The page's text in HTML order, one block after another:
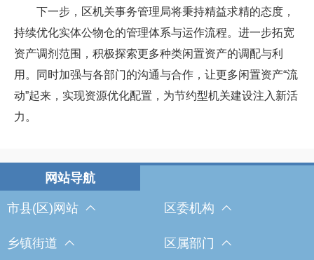
下一步，区机关事务管理局将秉持精益求精的态度，
持续优化实体公物仓的管理体系与运作流程。进一步拓宽
资产调剂范围，积极探索更多种类闲置资产的调配与利
用。同时加强与各部门的沟通与合作，让更多闲置资产“流
动”起来，实现资源优化配置，为节约型机关建设注入新活
力。
市县(区)网站 区委机构
乡镇街道 区属部门